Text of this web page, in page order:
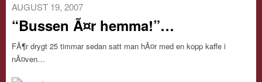
AUGUST 19, 2007
“Bussen Ã¤r hemma!”…
FÃ¶r drygt 25 timmar sedan satt man hÃ¤r med en kopp kaffe i
nÃ¤ven…